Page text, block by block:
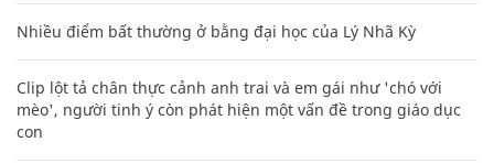
Nhiều điểm bất thường ở bằng đại học của Lý Nhã Kỳ
Clip lột tả chân thực cảnh anh trai và em gái như 'chó với
mèo', người tinh ý còn phát hiện một vấn đề trong giáo dục
con